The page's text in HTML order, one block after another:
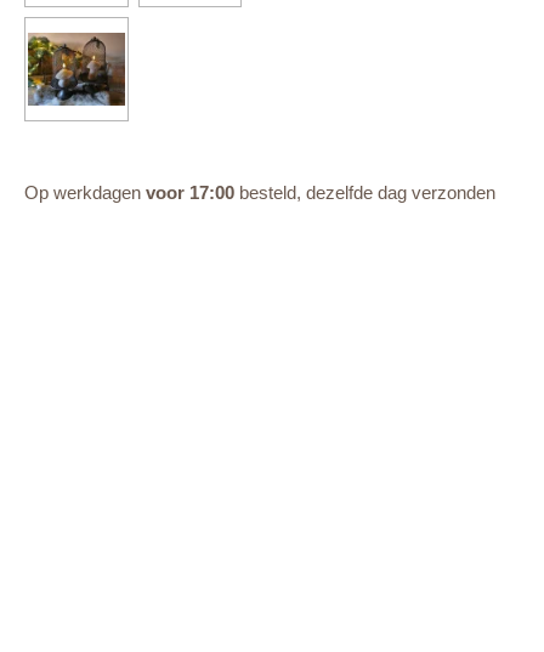
Op werkdagen voor 17:00 besteld, dezelfde dag verzonden